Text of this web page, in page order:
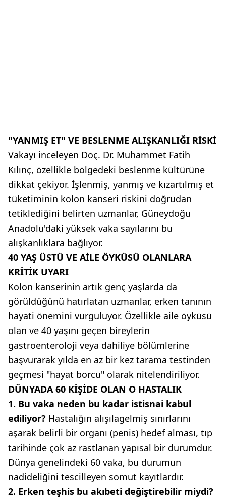
"YANMIŞ ET" VE BESLENME ALIŞKANLIĞI RİSKİ
Vakayı inceleyen Doç. Dr. Muhammet Fatih
Kılınç, özellikle bölgedeki beslenme kültürüne
dikkat çekiyor. İşlenmiş, yanmış ve kızartılmış et
tüketiminin kolon kanseri riskini doğrudan
tetiklediğini belirten uzmanlar, Güneydoğu
Anadolu'daki yüksek vaka sayılarını bu
alışkanlıklara bağlıyor.
40 YAŞ ÜSTÜ VE AİLE ÖYKÜSÜ OLANLARA
KRİTİK UYARI
Kolon kanserinin artık genç yaşlarda da
görüldüğünü hatırlatan uzmanlar, erken tanının
hayati önemini vurguluyor. Özellikle aile öyküsü
olan ve 40 yaşını geçen bireylerin
gastroenteroloji veya dahiliye bölümlerine
başvurarak yılda en az bir kez tarama testinden
geçmesi "hayat borcu" olarak nitelendiriliyor.
DÜNYADA 60 KİŞİDE OLAN O HASTALIK
1. Bu vaka neden bu kadar istisnai kabul
ediliyor? Hastalığın alışılagelmiş sınırlarını
aşarak belirli bir organı (penis) hedef alması, tıp
tarihinde çok az rastlanan yapısal bir durumdur.
Dünya genelindeki 60 vaka, bu durumun
nadideliğini tescilleyen somut kayıtlardır.
2. Erken teşhis bu akıbeti değiştirebilir miydi?